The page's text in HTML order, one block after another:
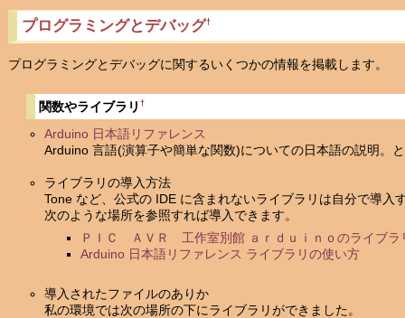
プログラミングとデバッグ†
プログラミングとデバッグに関するいくつかの情報を掲載します。
関数やライブラリ†
Arduino 日本語リファレンス
Arduino 言語(演算子や簡単な関数)についての日本語の説明。
ライブラリの導入方法
Tone など、公式の IDE に含まれないライブラリは自分で導入
次のような場所を参照すれば導入できます。
ＰＩＣ ＡＶＲ 工作室別館 ａｒｄｕｉｎｏのライブラ
Arduino 日本語リファレンス ライブラリの使い方
導入されたファイルのありか
私の環境では次の場所の下にライブラリができました。